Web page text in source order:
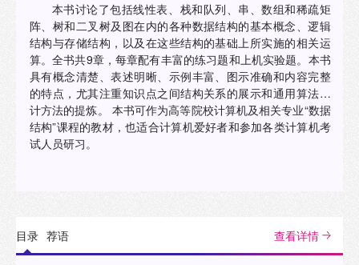
本书讨论了包括线性表、栈和队列、串、数组和稀疏矩
阵、树和二叉树及图在内的各种数据结构的基本概念、逻辑
结构与存储结构，以及在这些结构的基础上所实施的相关运
算。全书共9章，每章配有丰富的练习题和上机实验题。本书
具有概念清楚、表述明晰、示例丰富、图示准确和内容完整
的特点，尤其注重知识点之间结构关系的展示和通用算法设
计方法的提炼。 本书可作为高等院校计算机及相关专业“数据
结构”课程的教材，也适合计算机爱好者和参加各类计算机考
试人员研习。
目录 荐语 查看详情